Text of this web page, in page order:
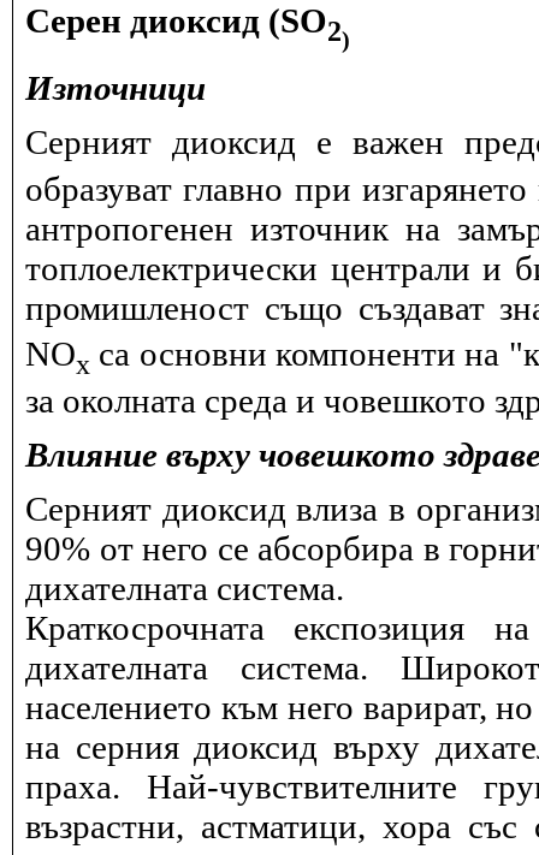
Серен диоксид (SO2)
Източници
Серният диоксид е важен
образуват главно при
антропогенен източник на
топлоелектрически централи и
промишленост също създават
NОx са основни компоненти на
за околната среда и човешкото
Влияние върху човешкото
Серният диоксид влиза в
90% от него се абсорбира в
дихателната система.
Краткосрочната експозиция
дихателната система.
населението към него варират,
на серния диоксид върху
праха. Най-чувствителните
възрастни, астматици, хора